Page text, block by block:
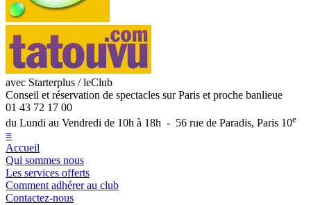
avec Starterplus / leClub
Conseil et réservation de spectacles sur Paris et proche banlieue
01 43 72 17 00
du Lundi au Vendredi de 10h à 18h - 56 rue de Paradis, Paris 10e
≡
Accueil
Qui sommes nous
Les services offerts
Comment adhérer au club
Contactez-nous